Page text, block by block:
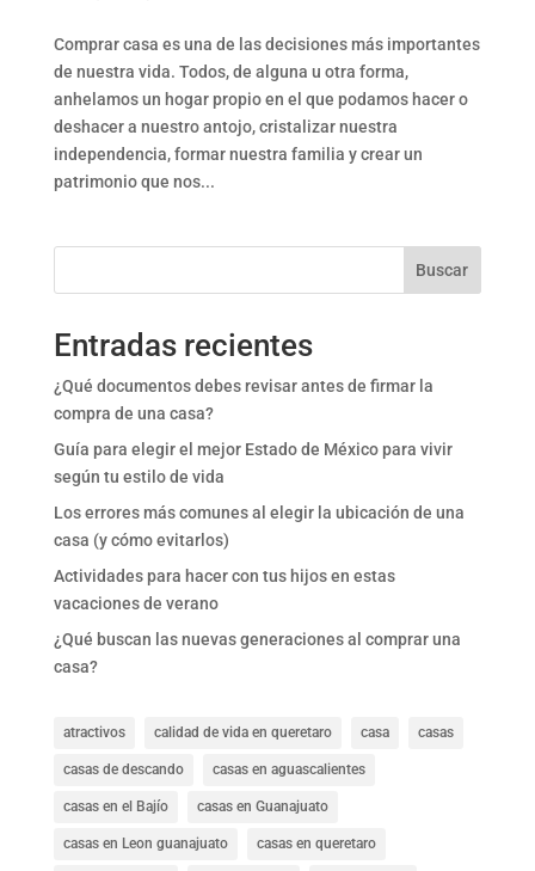
Comprar casa es una de las decisiones más importantes
de nuestra vida. Todos, de alguna u otra forma,
anhelamos un hogar propio en el que podamos hacer o
deshacer a nuestro antojo, cristalizar nuestra
independencia, formar nuestra familia y crear un
patrimonio que nos...
Buscar
Entradas recientes
¿Qué documentos debes revisar antes de firmar la
compra de una casa?
Guía para elegir el mejor Estado de México para vivir
según tu estilo de vida
Los errores más comunes al elegir la ubicación de una
casa (y cómo evitarlos)
Actividades para hacer con tus hijos en estas
vacaciones de verano
¿Qué buscan las nuevas generaciones al comprar una
casa?
atractivos calidad de vida en queretaro casa casas
casas de descando casas en aguascalientes
casas en el Bajío casas en Guanajuato
casas en Leon guanajuato casas en queretaro